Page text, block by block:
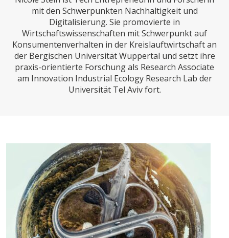
SUCHE
ABO/LOGIN
ECONOMISTS FOR FUTURE
DEUTSCHLAND
mit den Schwerpunkten Nachhaltigkeit und
Digitalisierung. Sie promovierte in
Wirtschaftswissenschaften mit Schwerpunkt auf
Konsumentenverhalten in der Kreislauftwirtschaft an
der Bergischen Universität Wuppertal und setzt ihre
praxis-orientierte Forschung als Research Associate
am Innovation Industrial Ecology Research Lab der
Universität Tel Aviv fort.